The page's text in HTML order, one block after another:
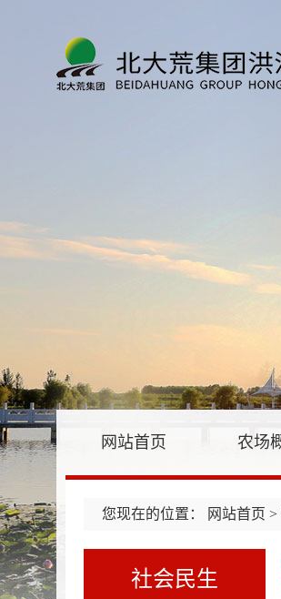
网站首页 农场
您现在的位置： 网站首页 >
社会民生